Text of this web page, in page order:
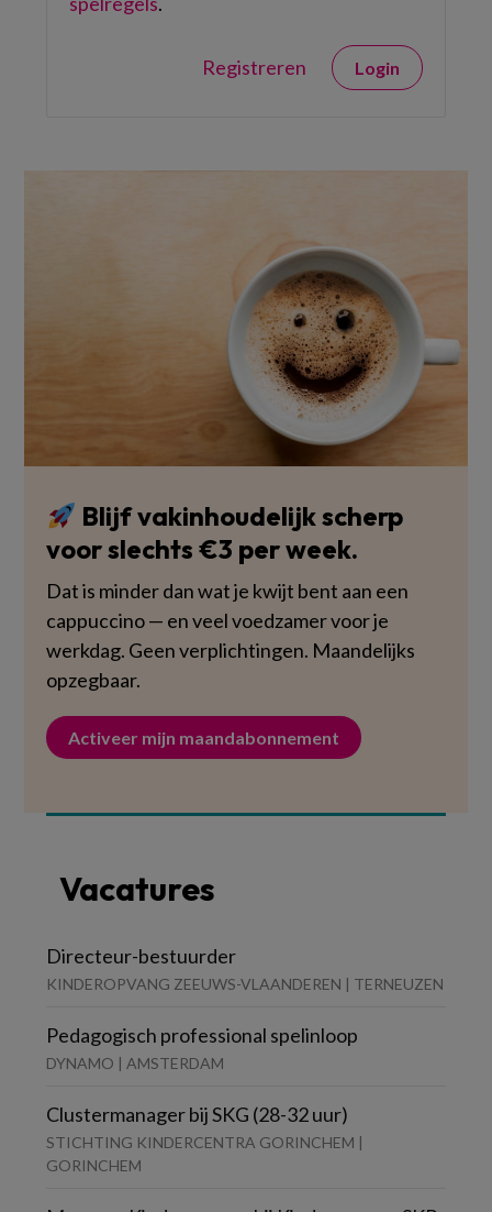
Registreren Login
Blijf vakinhoudelijk scherp
voor slechts €3 per week.
Dat is minder dan wat je kwijt bent aan een
cappuccino — en veel voedzamer voor je
werkdag. Geen verplichtingen. Maandelijks
opzegbaar.
Activeer mijn maandabonnement
Vacatures
Directeur-bestuurder
KINDEROPVANG ZEEUWS-VLAANDEREN | TERNEUZEN
Pedagogisch professional spelinloop
DYNAMO | AMSTERDAM
Clustermanager bij SKG (28-32 uur)
STICHTING KINDERCENTRA GORINCHEM |
GORINCHEM